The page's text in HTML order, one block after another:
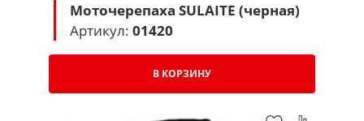
Моточерепаха SULAITE (черная)
Артикул: 01420
В КОРЗИНУ